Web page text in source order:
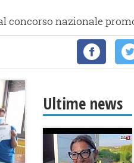
concorso nazionale
Ultime news